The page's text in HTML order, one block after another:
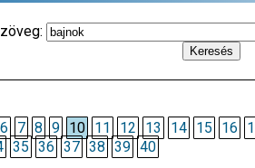
6 7 8 9 10 11 12 13 14 15 16
35 36 37 38 39 40